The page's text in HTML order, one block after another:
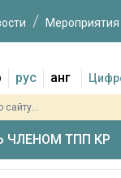
Мероприятия
рус анг
ЧЛЕНОМ ТПП КР